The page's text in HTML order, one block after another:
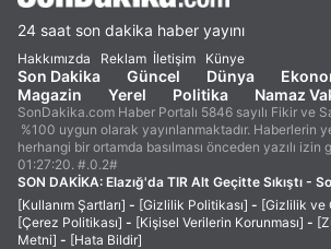
24 saat son dakika haber yayını
Hakkımızda Reklam İletişim Künye
Son Dakika Güncel Dünya
Magazin
Yerel Politika Namaz
SonDakika.com Haber Portalı 5846 sayılı Fikir ve
%100 uygun olarak yayınlanmaktadır. Haberlerin
herhangi bir ortamda basılması önceden yazılı izin
01:27:20. #.0.2#
SON DAKİKA: Elazığ'da TIR Alt Geçitte Sıkıştı -
[Kullanım Şartları] - [Gizlilik Politikası] - [Gizlilik ve
[Çerez Politikası] - [Kişisel Verilerin Korunması] -
Metni] - [Hata Bildir]